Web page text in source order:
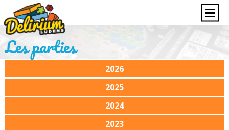
Les parties
2026
2025
2024
2023